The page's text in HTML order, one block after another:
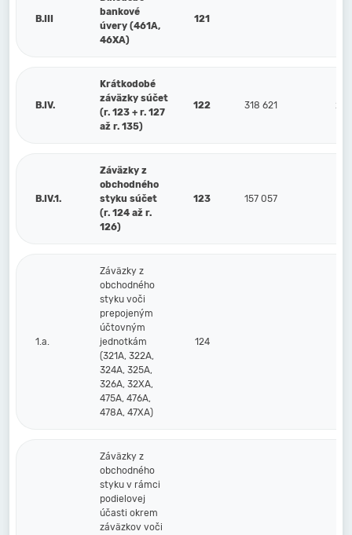
B.III
bankové
úvery (461A,
46XA)
121
B.IV.
Krátkodobé
záväzky súčet
(r. 123 + r. 127
až r. 135)
122 318 621
B.IV.1.
Záväzky z
obchodného
styku súčet
(r. 124 až r.
126)
123 157 057
1.a.
Záväzky z
obchodného
styku voči
prepojeným
účtovným
jednotkám
(321A, 322A,
324A, 325A,
326A, 32XA,
475A, 476A,
478A, 47XA)
124
Záväzky z
obchodného
styku v rámci
podielovej
účasti okrem
záväzkov voči